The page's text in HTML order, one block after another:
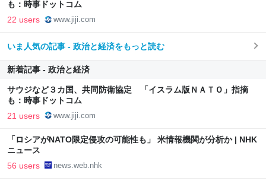
も：時事ドットコム
22 users www.jiji.com
いま人気の記事 - 政治と経済をもっと読む
新着記事 - 政治と経済
サウジなど３カ国、共同防衛協定 「イスラム版ＮＡＴＯ」指摘
も：時事ドットコム
21 users www.jiji.com
「ロシアがNATO限定侵攻の可能性も」 米情報機関が分析か | NHK
ニュース
56 users news.web.nhk